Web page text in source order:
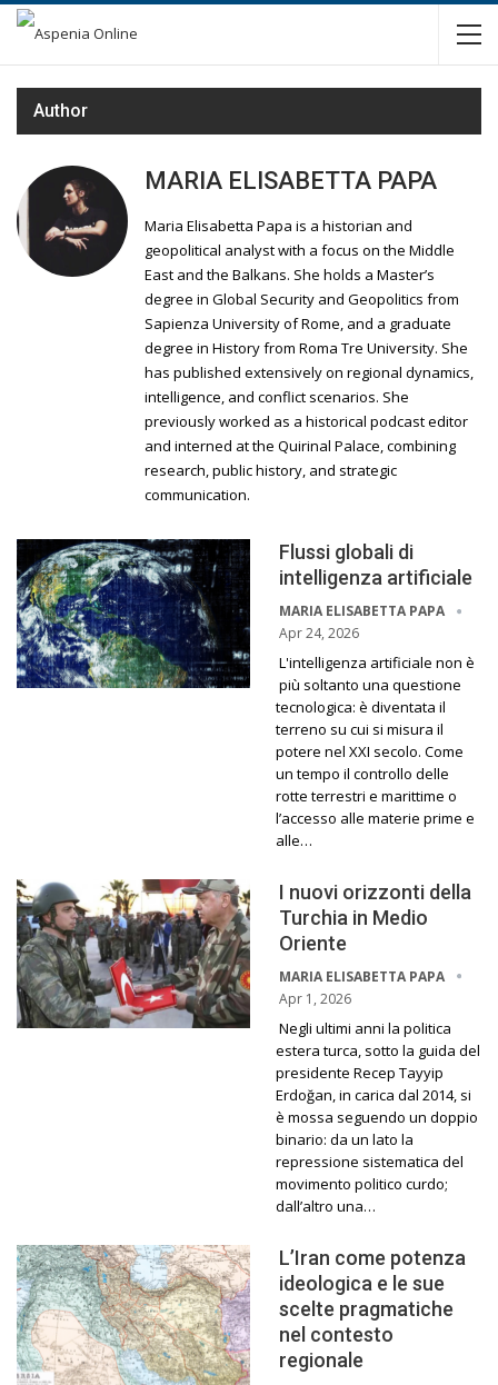
Author
MARIA ELISABETTA PAPA
Maria Elisabetta Papa is a historian and
geopolitical analyst with a focus on the Middle
East and the Balkans. She holds a Master’s
degree in Global Security and Geopolitics from
Sapienza University of Rome, and a graduate
degree in History from Roma Tre University. She
has published extensively on regional dynamics,
intelligence, and conflict scenarios. She
previously worked as a historical podcast editor
and interned at the Quirinal Palace, combining
research, public history, and strategic
communication.
Flussi globali di
intelligenza artificiale
MARIA ELISABETTA PAPA
Apr 24, 2026
L'intelligenza artificiale non è
più soltanto una questione
tecnologica: è diventata il
terreno su cui si misura il
potere nel XXI secolo. Come
un tempo il controllo delle
rotte terrestri e marittime o
l’accesso alle materie prime e
alle…
I nuovi orizzonti della
Turchia in Medio
Oriente
MARIA ELISABETTA PAPA
Apr 1, 2026
Negli ultimi anni la politica
estera turca, sotto la guida del
presidente Recep Tayyip
Erdoğan, in carica dal 2014, si
è mossa seguendo un doppio
binario: da un lato la
repressione sistematica del
movimento politico curdo;
dall’altro una…
L’Iran come potenza
ideologica e le sue
scelte pragmatiche
nel contesto
regionale